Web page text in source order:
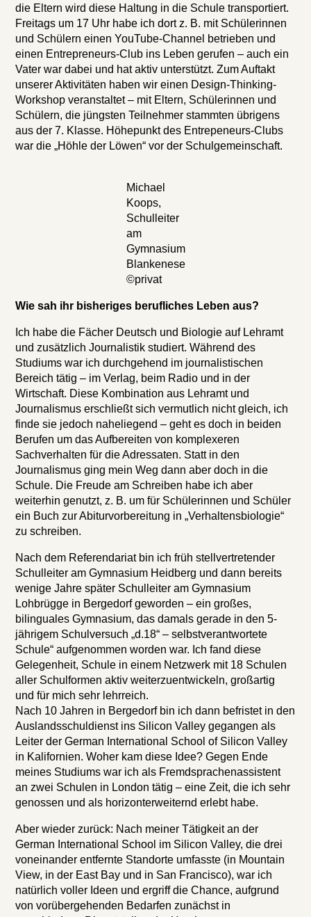
die Eltern wird diese Haltung in die Schule transportiert.
Freitags um 17 Uhr habe ich dort z. B. mit Schülerinnen
und Schülern einen YouTube-Channel betrieben und
einen Entrepreneurs-Club ins Leben gerufen – auch ein
Vater war dabei und hat aktiv unterstützt. Zum Auftakt
unserer Aktivitäten haben wir einen Design-Thinking-
Workshop veranstaltet – mit Eltern, Schülerinnen und
Schülern, die jüngsten Teilnehmer stammten übrigens
aus der 7. Klasse. Höhepunkt des Entrepeneurs-Clubs
war die „Höhle der Löwen“ vor der Schulgemeinschaft.
Michael
Koops,
Schulleiter
am
Gymnasium
Blankenese
©privat
Wie sah ihr bisheriges berufliches Leben aus?
Ich habe die Fächer Deutsch und Biologie auf Lehramt
und zusätzlich Journalistik studiert. Während des
Studiums war ich durchgehend im journalistischen
Bereich tätig – im Verlag, beim Radio und in der
Wirtschaft. Diese Kombination aus Lehramt und
Journalismus erschließt sich vermutlich nicht gleich, ich
finde sie jedoch naheliegend – geht es doch in beiden
Berufen um das Aufbereiten von komplexeren
Sachverhalten für die Adressaten. Statt in den
Journalismus ging mein Weg dann aber doch in die
Schule. Die Freude am Schreiben habe ich aber
weiterhin genutzt, z. B. um für Schülerinnen und Schüler
ein Buch zur Abiturvorbereitung in „Verhaltensbiologie“
zu schreiben.
Nach dem Referendariat bin ich früh stellvertretender
Schulleiter am Gymnasium Heidberg und dann bereits
wenige Jahre später Schulleiter am Gymnasium
Lohbrügge in Bergedorf geworden – ein großes,
bilinguales Gymnasium, das damals gerade in den 5-
jährigem Schulversuch „d.18“ – selbstverantwortete
Schule“ aufgenommen worden war. Ich fand diese
Gelegenheit, Schule in einem Netzwerk mit 18 Schulen
aller Schulformen aktiv weiterzuentwickeln, großartig
und für mich sehr lehrreich.
Nach 10 Jahren in Bergedorf bin ich dann befristet in den
Auslandsschuldienst ins Silicon Valley gegangen als
Leiter der German International School of Silicon Valley
in Kalifornien. Woher kam diese Idee? Gegen Ende
meines Studiums war ich als Fremdsprachenassistent
an zwei Schulen in London tätig – eine Zeit, die ich sehr
genossen und als horizonterweiternd erlebt habe.
Aber wieder zurück: Nach meiner Tätigkeit an der
German International School im Silicon Valley, die drei
voneinander entfernte Standorte umfasste (in Mountain
View, in der East Bay und in San Francisco), war ich
natürlich voller Ideen und ergriff die Chance, aufgrund
von vorübergehenden Bedarfen zunächst in